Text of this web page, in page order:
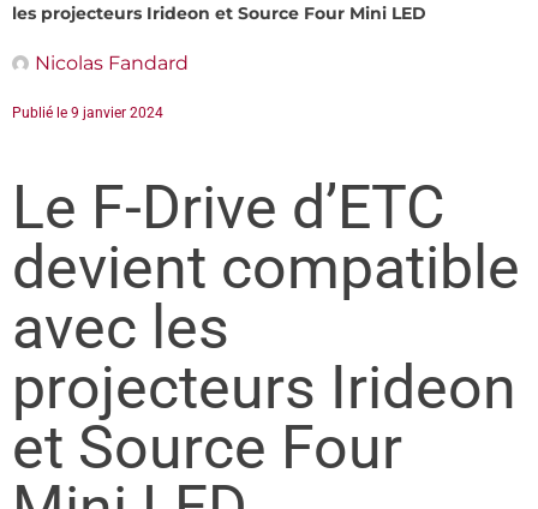
les projecteurs Irideon et Source Four Mini LED
Nicolas Fandard
Publié le 9 janvier 2024
Le F-Drive d’ETC
devient compatible
avec les
projecteurs Irideon
et Source Four